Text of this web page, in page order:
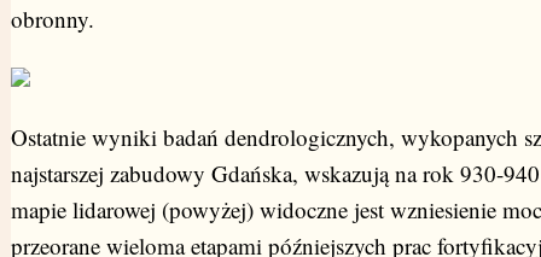
obronny.
Ostatnie wyniki badań dendrologicznych, wykopanych
najstarszej zabudowy Gdańska, wskazują na rok 930-
mapie lidarowej (powyżej) widoczne jest wzniesienie
przeorane wieloma etapami późniejszych prac